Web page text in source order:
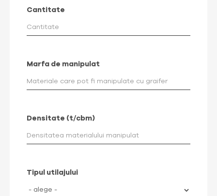
Cantitate
Marfa de manipulat
Densitate (t/cbm)
Tipul utilajului